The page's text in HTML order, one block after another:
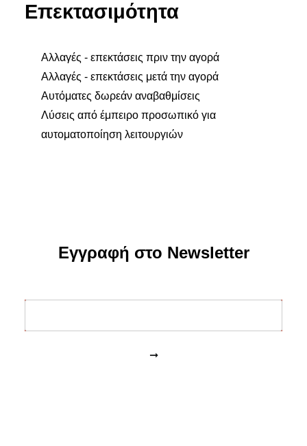
Επεκτασιμότητα
Αλλαγές - επεκτάσεις πριν την αγορά
Αλλαγές - επεκτάσεις μετά την αγορά
Αυτόματες δωρεάν αναβαθμίσεις
Λύσεις από έμπειρο προσωπικό για
αυτοματοποίηση λειτουργιών
Εγγραφή στο Newsletter